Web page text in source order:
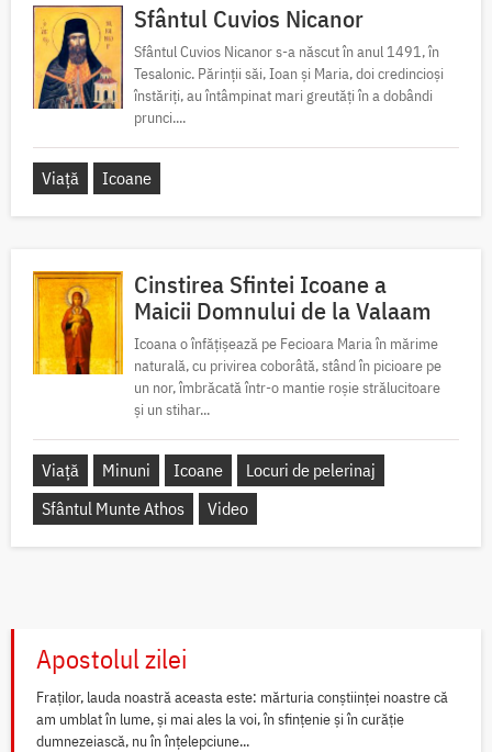
Sfântul Cuvios Nicanor
Sfântul Cuvios Nicanor s-a născut în anul 1491, în
Tesalonic. Părinții săi, Ioan și Maria, doi credincioși
înstăriți, au întâmpinat mari greutăți în a dobândi
prunci....
Viață Icoane
Cinstirea Sfintei Icoane a
Maicii Domnului de la Valaam
Icoana o înfățișează pe Fecioara Maria în mărime
naturală, cu privirea coborâtă, stând în picioare pe
un nor, îmbrăcată într-o mantie roșie strălucitoare
și un stihar...
Viață Minuni Icoane
Locuri de pelerinaj
Sfântul Munte Athos
Video
Apostolul zilei
Fraților, lauda noastră aceasta este: mărturia conștiinței noastre că
am umblat în lume, și mai ales la voi, în sfințenie și în curăție
dumnezeiască, nu în înțelepciune...